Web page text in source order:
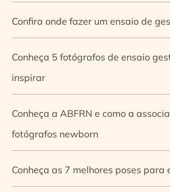
Confira onde fazer um ensaio de
Conheça 5 fotógrafos de ensaio
inspirar
Conheça a ABFRN e como a
fotógrafos newborn
Conheça as 7 melhores poses para